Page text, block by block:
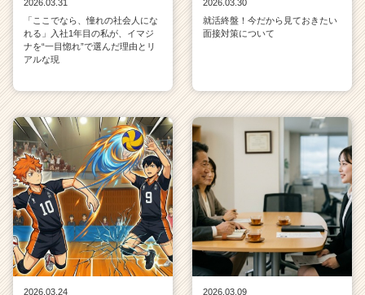
2026.03.31
「ここでなら、憧れの社会人にな
れる」入社1年目の私が、イマジ
ナを“一目惚れ”で選んだ理由とリ
アルな現
2026.03.30
就活終盤！今だから見ておきたい
面接対策について
2026.03.24
2026.03.09